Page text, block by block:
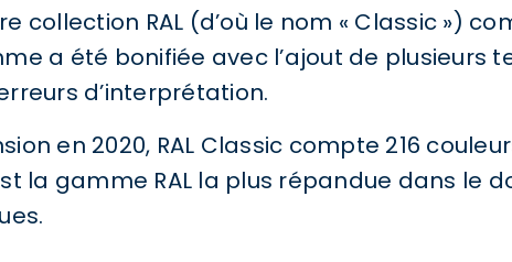
collection RAL (d’où le nom « Classic »)
a été bonifiée avec l’ajout de plusieurs
d’interprétation.
en 2020, RAL Classic compte 216
la gamme RAL la plus répandue dans le